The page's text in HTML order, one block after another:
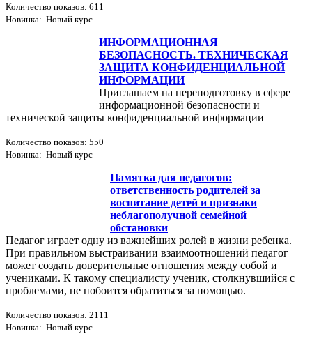
Количество показов: 611
Новинка: Новый курс
ИНФОРМАЦИОННАЯ
БЕЗОПАСНОСТЬ. ТЕХНИЧЕСКАЯ
ЗАЩИТА КОНФИДЕНЦИАЛЬНОЙ
ИНФОРМАЦИИ
Приглашаем на переподготовку в сфере
информационной безопасности и
технической защиты конфиденциальной информации
Количество показов: 550
Новинка: Новый курс
Памятка для педагогов:
ответственность родителей за
воспитание детей и признаки
неблагополучной семейной
обстановки
Педагог играет одну из важнейших ролей в жизни ребенка.
При правильном выстраивании взаимоотношений педагог
может создать доверительные отношения между собой и
учениками. К такому специалисту ученик, столкнувшийся с
проблемами, не побоится обратиться за помощью.
Количество показов: 2111
Новинка: Новый курс